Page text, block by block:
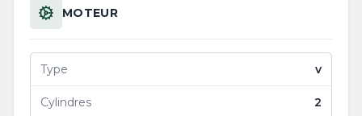
MOTEUR
Type v
Cylindres 2